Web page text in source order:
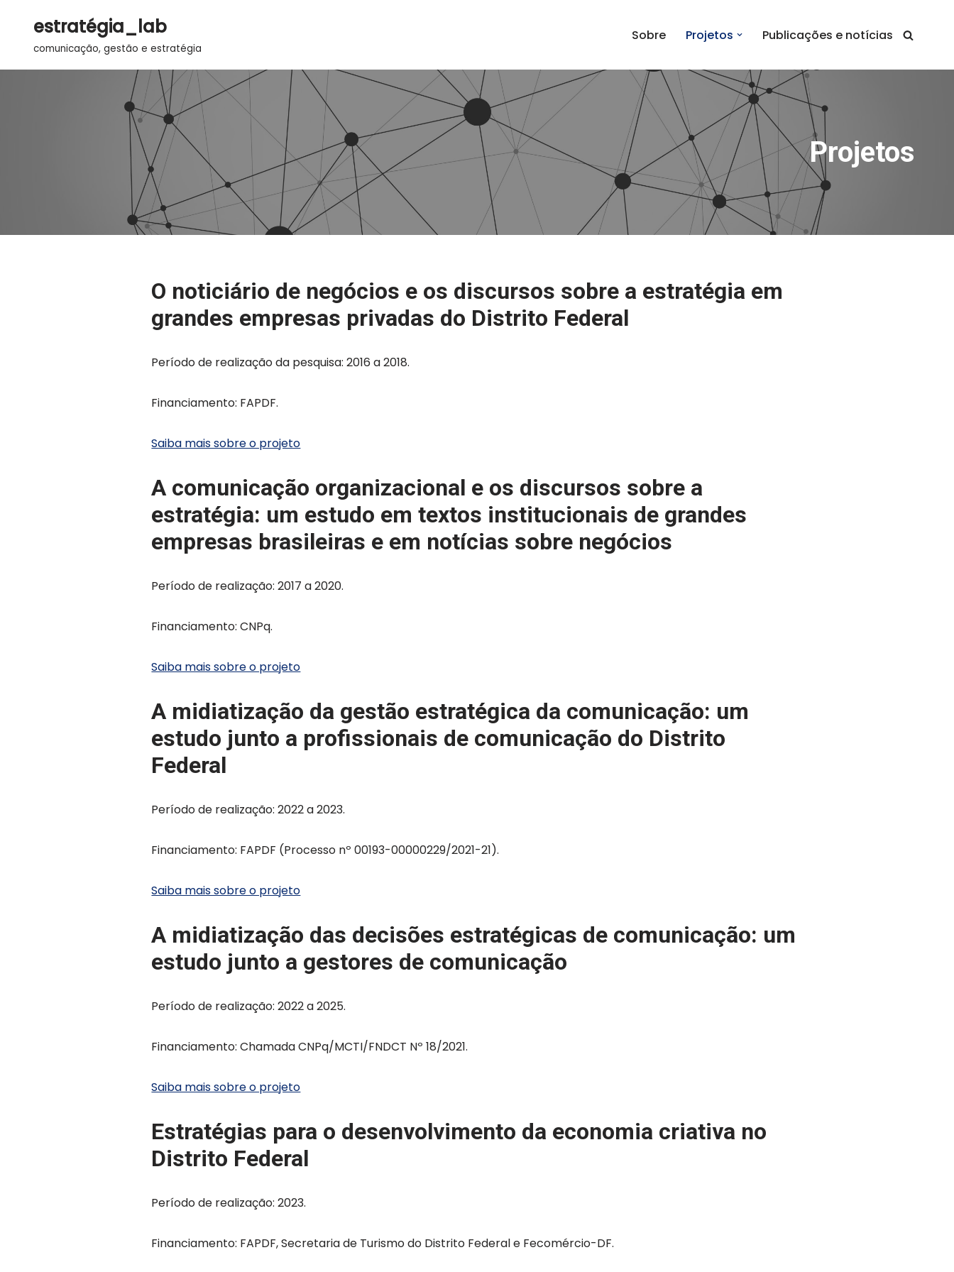
estratégia_lab
comunicação, gestão e estratégia
Sobre Projetos Publicações e notícias
Projetos
O noticiário de negócios e os discursos sobre a estratégia em
grandes empresas privadas do Distrito Federal
Período de realização da pesquisa: 2016 a 2018.
Financiamento: FAPDF.
Saiba mais sobre o projeto
A comunicação organizacional e os discursos sobre a
estratégia: um estudo em textos institucionais de grandes
empresas brasileiras e em notícias sobre negócios
Período de realização: 2017 a 2020.
Financiamento: CNPq.
Saiba mais sobre o projeto
A midiatização da gestão estratégica da comunicação: um
estudo junto a profissionais de comunicação do Distrito
Federal
Período de realização: 2022 a 2023.
Financiamento: FAPDF (Processo nº 00193-00000229/2021-21).
Saiba mais sobre o projeto
A midiatização das decisões estratégicas de comunicação: um
estudo junto a gestores de comunicação
Período de realização: 2022 a 2025.
Financiamento: Chamada CNPq/MCTI/FNDCT Nº 18/2021.
Saiba mais sobre o projeto
Estratégias para o desenvolvimento da economia criativa no
Distrito Federal
Período de realização: 2023.
Financiamento: FAPDF, Secretaria de Turismo do Distrito Federal e Fecomércio-DF.